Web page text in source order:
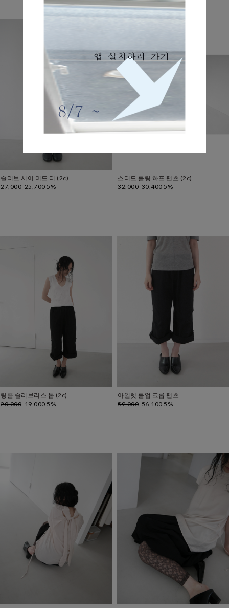
슬리브 시어 미드 티 (2c)
27,000 25,700 5%
스터드 롤링 하프 팬츠 (2c)
32,000 30,400 5%
링클 슬리브리스 톱 (2c)
20,000 19,000 5%
아일렛 롤업 크롭 팬츠
59,000 56,100 5%